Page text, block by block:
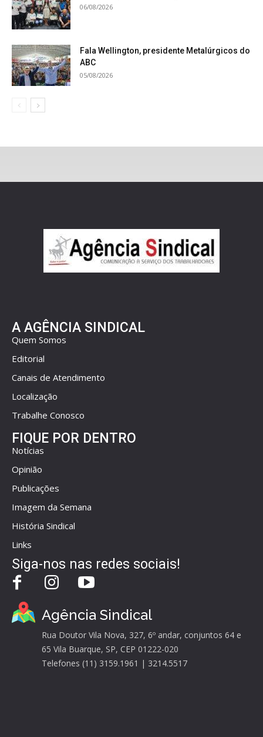
06/08/2026
Fala Wellington, presidente Metalúrgicos do
ABC
05/08/2026
A AGÊNCIA SINDICAL
Quem Somos
Editorial
Canais de Atendimento
Localização
Trabalhe Conosco
FIQUE POR DENTRO
Notícias
Opinião
Publicações
Imagem da Semana
História Sindical
Links
Siga-nos nas redes sociais!
Agência Sindical
Rua Doutor Vila Nova, 327, 6º andar, conjuntos 64 e
65 Vila Buarque, SP, CEP 01222-020
Telefones (11) 3159.1961 | 3214.5517